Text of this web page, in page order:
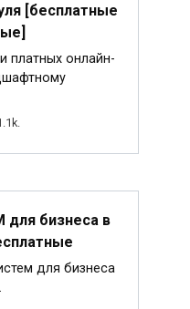
[бесплатные
платных онлайн-
для бизнеса в
для бизнеса